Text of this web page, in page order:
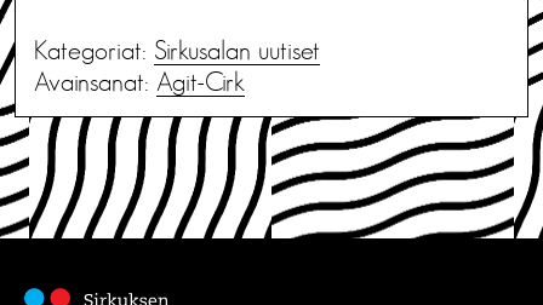
Kategoriat: Sirkusalan uutiset
Avainsanat: Agit-Cirk